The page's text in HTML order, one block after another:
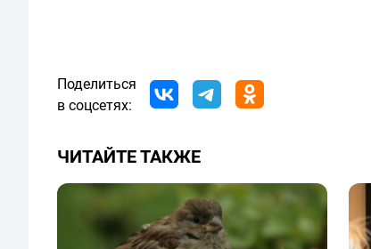
Поделиться
в соцсетях:
ЧИТАЙТЕ ТАКЖЕ